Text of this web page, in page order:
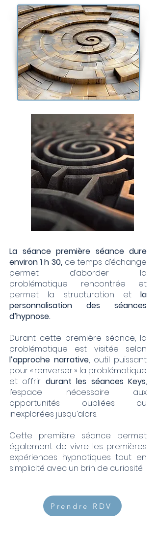
​La séance première séance dure
environ 1 h 30, ce temps d’échange
permet d’aborder la
problématique rencontrée et
permet la structuration et la
personnalisation des séances
d’hypnose.​
Durant cette première séance, la
problématique est visitée selon
l’approche narrative, outil puissant
pour « renverser » la problématique
et offrir durant les séances Keys,
l’espace nécessaire aux
opportunités oubliées ou
inexplorées jusqu’alors.
Cette première séance permet
également de vivre les premières
expériences hypnotiques tout en
simplicité avec un brin de curiosité.
Prendre RDV